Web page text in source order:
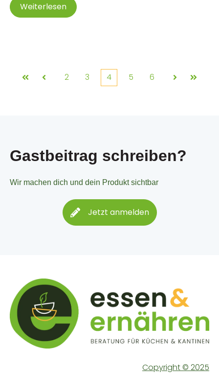
Weiterlesen
Erste Zurück2 3 4 5 6 WeiterLetzte
Gastbeitrag schreiben?
Wir machen dich und dein Produkt sichtbar
Jetzt anmelden
Copyright © 2025